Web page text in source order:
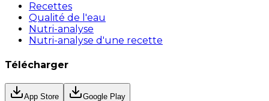
Recettes
Qualité de l'eau
Nutri-analyse
Nutri-analyse d'une recette
Télécharger
App Store Google Play